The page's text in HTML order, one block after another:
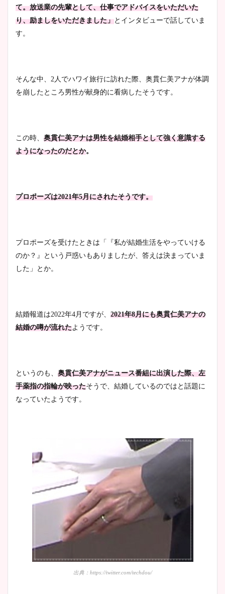
て。放送業の先輩として、仕事でアドバイスをいただいた
り、励ましをいただきました」とインタビューで話していま
す。
そんな中、2人でハワイ旅行に訪れた際、奥貫仁美アナが体調
を崩したところ男性が献身的に看病したそうです。
この時、 奥貫仁美アナは男性を結婚相手として強く意識する
ようになったのだとか。
プロポーズは2021年5月にされたそうです。
プロポーズを受けたときは「『私が結婚生活をやっていける
のか？』という戸惑いもありましたが、答えは決まっていま
した」とか。
結婚報道は2022年4月ですが、 2021年8月にも奥貫仁美アナの
結婚の噂が流れたようです。
というのも、 奥貫仁美アナがニュース番組に出演した際、左
手薬指の指輪が映ったそうで、結婚しているのではと話題に
なっていたようです。
出典：https://twitter.com/techdou/